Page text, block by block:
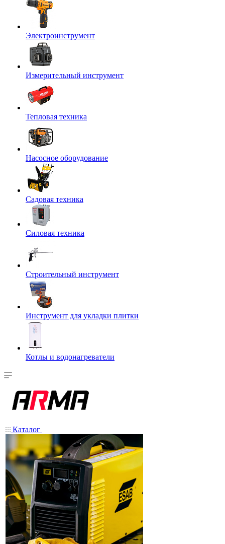
Электроинструмент
Измерительный инструмент
Тепловая техника
Насосное оборудование
Садовая техника
Силовая техника
Строительный инструмент
Инструмент для укладки плитки
Котлы и водонагреватели
Каталог